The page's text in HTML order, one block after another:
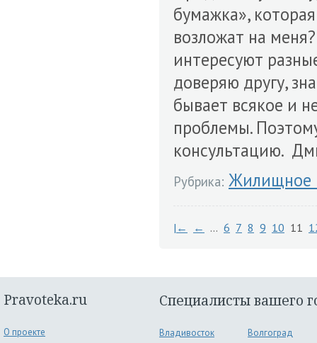
бумажка»,
возложат на
интересуют
доверяю другу,
бывает всякое и
проблемы.
консультацию.
Рубрика: Жилищное
|← ← … 6 7 8 9 10 11
Pravoteka.ru
О проекте
Специалисты вашего
Владивосток
Волгоград